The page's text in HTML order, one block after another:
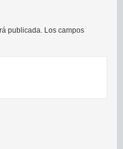
publicada. Los campos